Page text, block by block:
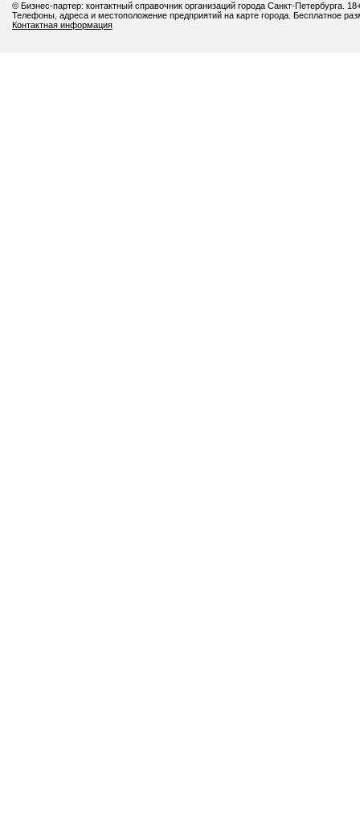
© Бизнес-партер: контактный справочник организаций города Санкт-Петербурга.
Телефоны, адреса и местоположение предприятий на карте города. Бесплатное
Контактная информация